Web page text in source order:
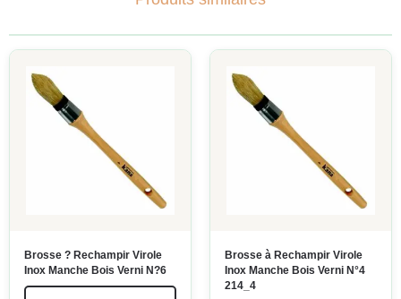
Brosse ? Rechampir Virole
Inox Manche Bois Verni N?6
Brosse à Rechampir Virole
Inox Manche Bois Verni N°4
214_4